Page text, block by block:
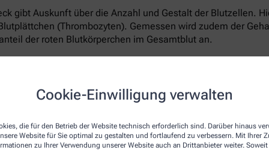
Cookie-Einwilligung verwalten
die für den Betrieb der Website technisch erforderlich sind. Darüber hinaus
Website für Sie optimal zu gestalten und fortlaufend zu verbessern. Mit Ihrer
zu Ihrer Verwendung unserer Website auch an Drittanbieter weiter. Soweit
gibt Auskunft über die Anzahl und Gestalt der Blutzellen.
(Thrombozyten). Gemessen wird zudem der
der roten Blutkörperchen im Gesamtblut an.
weißen Blutkörperchen differenziert unter die Lupe
Arzt verordnet die zusätzliche Laborprobe, wenn das